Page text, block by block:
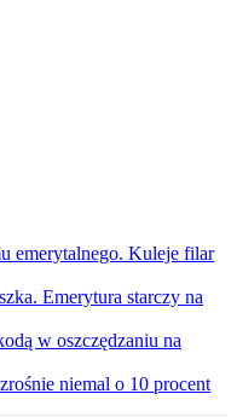
emerytalnego. Kuleje filar
Emerytura starczy na
w oszczędzaniu na
niemal o 10 procent